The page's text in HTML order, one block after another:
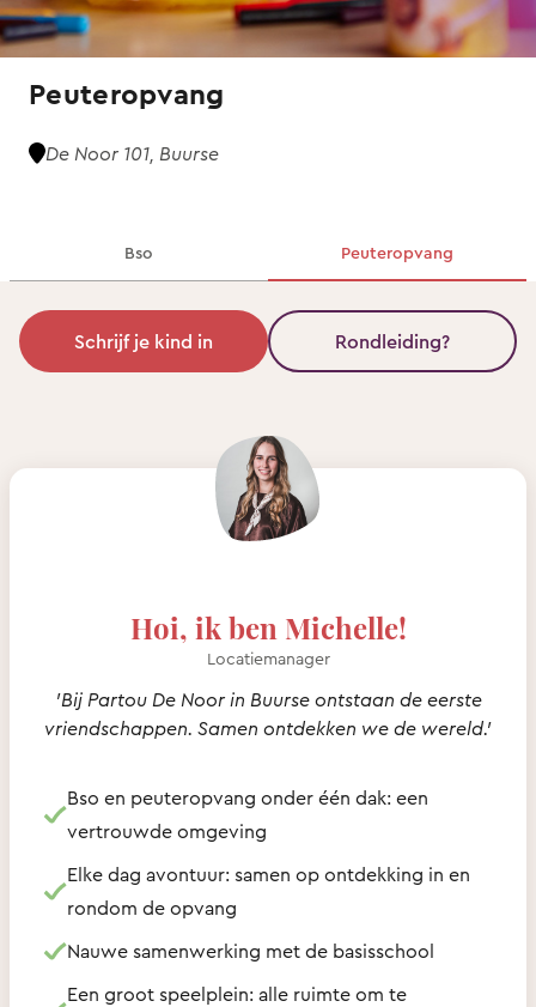
Peuteropvang
De Noor 101, Buurse
Bso Peuteropvang
Schrijf je kind in Rondleiding?
Hoi, ik ben Michelle!
Locatiemanager
'Bij Partou De Noor in Buurse ontstaan de eerste
vriendschappen. Samen ontdekken we de wereld.'
Bso en peuteropvang onder één dak: een
vertrouwde omgeving
Elke dag avontuur: samen op ontdekking in en
rondom de opvang
Nauwe samenwerking met de basisschool
Een groot speelplein: alle ruimte om te